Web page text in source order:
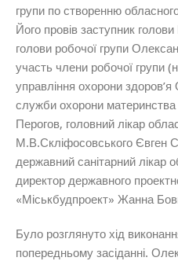
групи по створенню
Його провів заступник
голови робочої групи
участь члени робочої групи
управління охорони
служби охорони
Перогов, головний лікар
М.В.Скліфосовського Євген
державний санітарний лікар
директор державного
«Міськбудпроект» Жанна
Було розглянуто хід
попередньому засіданні.